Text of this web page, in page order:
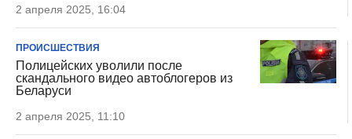
2 апреля 2025, 16:04
ПРОИСШЕСТВИЯ
Полицейских уволили после
скандального видео автоблогеров из
Беларуси
2 апреля 2025, 11:10